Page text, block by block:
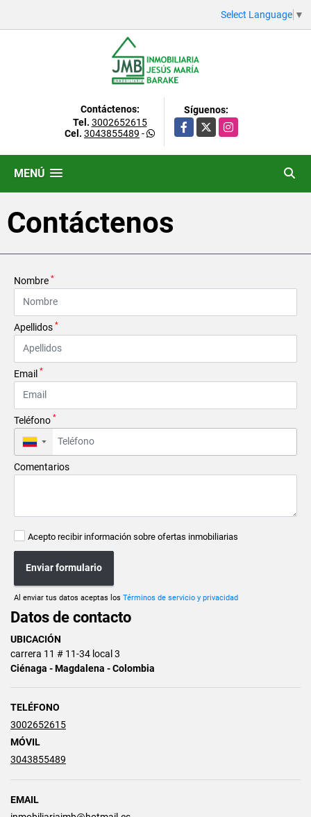
Select Language ▼
Contáctenos:
Tel. 3002652615
Cel. 3043855489 -
Síguenos:
Facebook
X Instagram
MENÚ
Contáctenos
Nombre *
Apellidos *
Email *
Teléfono *
▼
Comentarios
Acepto recibir información sobre ofertas inmobiliarias
Enviar formulario
Al enviar tus datos aceptas los Términos de servicio y privacidad
Datos de contacto
UBICACIÓN
carrera 11 # 11-34 local 3
Ciénaga - Magdalena - Colombia
TELÉFONO
3002652615
MÓVIL
3043855489
EMAIL